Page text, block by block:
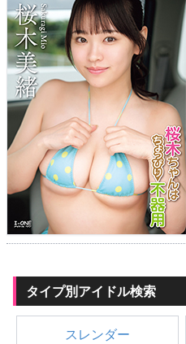
タイプ別アイドル検索
スレンダー